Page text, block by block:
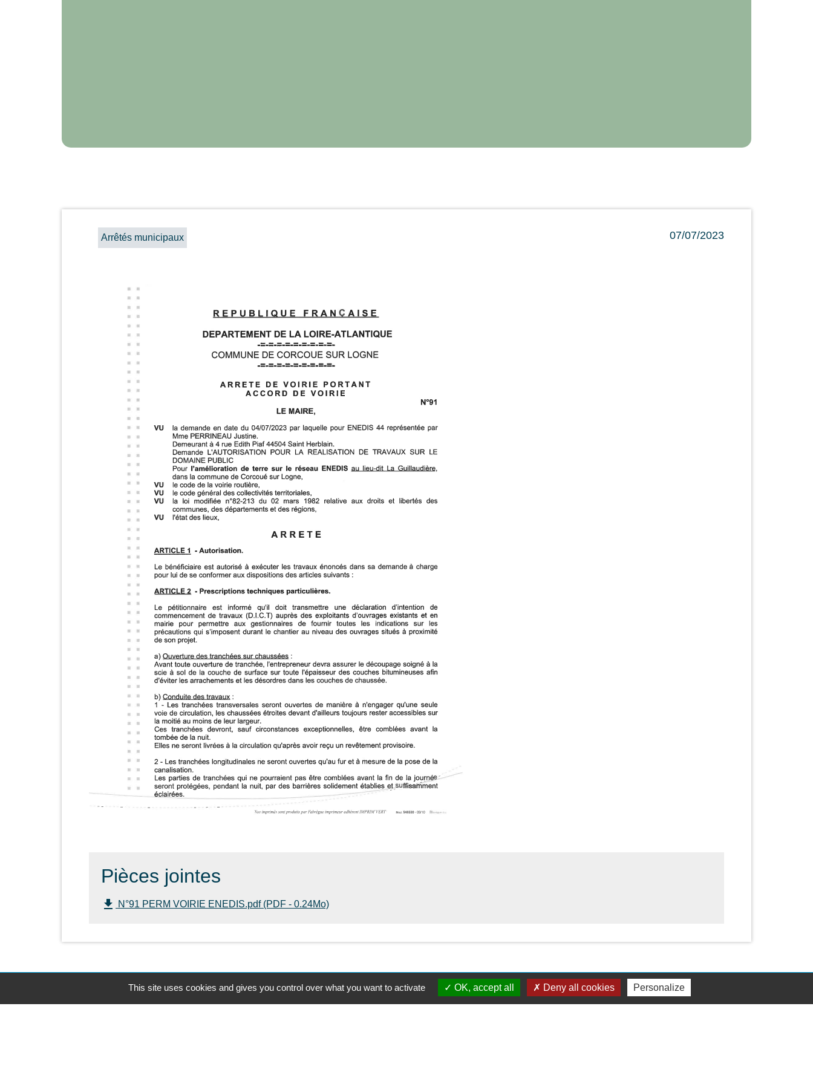
Arrêtés municipaux 07/07/2023
Pièces jointes
file_download N°91 PERM VOIRIE ENEDIS.pdf (PDF - 0.24Mo)
This site uses cookies and gives you control over what you want to activate OK, accept all Deny all cookies Personalize